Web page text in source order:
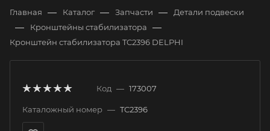
Главная — Каталог — Запчасти — Детали подвески
— Кронштейны стабилизатора —
Кронштейн стабилизатора TC2396 DELPHI
Код — 173007
Каталожный номер — TC2396